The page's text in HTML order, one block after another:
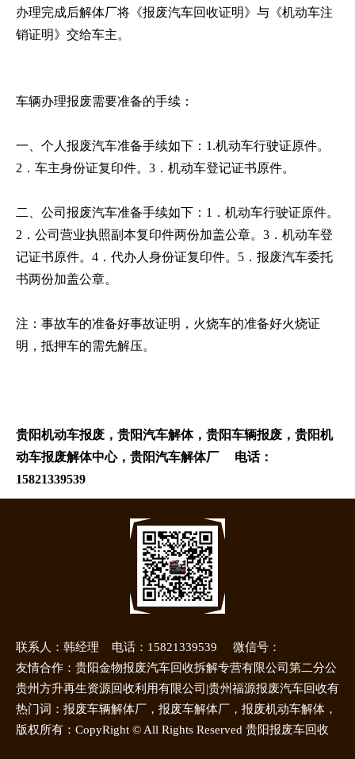
办理完成后解体厂将《报废汽车回收证明》与《机动车注
销证明》交给车主。
车辆办理报废需要准备的手续：
一、个人报废汽车准备手续如下：1.机动车行驶证原件。
2．车主身份证复印件。3．机动车登记证书原件。
二、公司报废汽车准备手续如下：1．机动车行驶证原件。
2．公司营业执照副本复印件两份加盖公章。3．机动车登
记证书原件。4．代办人身份证复印件。5．报废汽车委托
书两份加盖公章。
注：事故车的准备好事故证明，火烧车的准备好火烧证
明，抵押车的需先解压。
贵阳机动车报废，贵阳汽车解体，贵阳车辆报废，贵阳机
动车报废解体中心，贵阳汽车解体厂 电话：
15821339539
联系人：韩经理 电话：15821339539 微信号：
15821339539 网站地图
友情合作：贵阳金物报废汽车回收拆解专营有限公司第二分公
司|贵州方升再生资源回收利用有限公司
贵州方升再生资源回收利用有限公司|贵州福源报废汽车回收有
限公司|贵州省黔东南州浩华再生资源有限责任公司
热门词：报废车辆解体厂，报废车解体厂，报废机动车解体，
机动车解体厂
版权所有：CopyRight © All Rights Reserved 贵阳报废车回收